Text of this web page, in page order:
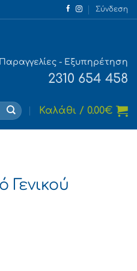
Σύνδεση
- Εξυπηρέτηση
2310 654 458
Καλάθι / 0.00€